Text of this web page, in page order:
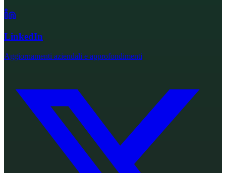
LinkedIn
Aggiornamenti aziendali e approfondimenti